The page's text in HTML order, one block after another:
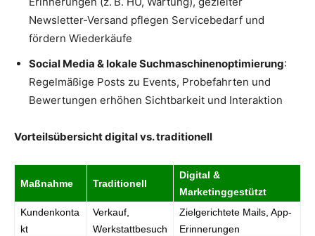
Newsletter-Versand pflegen Servicebedarf und
fördern Wiederkäufe
Social Media & lokale Suchmaschinenoptimierung:
Regelmäßige Posts zu Events, Probefahrten und
Bewertungen erhöhen Sichtbarkeit und Interaktion
Vorteilsübersicht digital vs. traditionell
Maßnahme Traditionell
Digital &
Marketinggestützt
Kundenkonta
kt
Verkauf,
Werkstattbesuch
Zielgerichtete Mails, App-
Erinnerungen